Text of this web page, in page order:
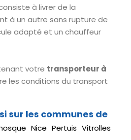
à livrer de la
à un autre sans rupture de
adapté et un chauffeur
votre transporteur à
les conditions du transport
Nice Pertuis Vitrolles